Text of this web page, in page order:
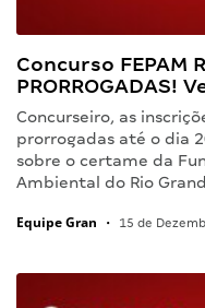
Concurso FEPAM
PRORROGADAS!
Concurseiro, as
prorrogadas até o dia
sobre o certame da
Ambiental do Rio
Equipe Gran • 15 de